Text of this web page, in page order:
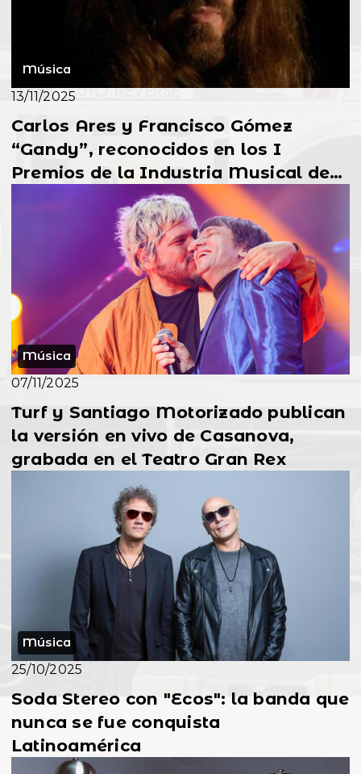
Música
13/11/2025
Carlos Ares y Francisco Gómez
“Gandy”, reconocidos en los I
Premios de la Industria Musical de
Música
07/11/2025
Turf y Santiago Motorizado publican
la versión en vivo de Casanova,
grabada en el Teatro Gran Rex
Música
25/10/2025
Soda Stereo con "Ecos": la banda que
nunca se fue conquista
Latinoamérica